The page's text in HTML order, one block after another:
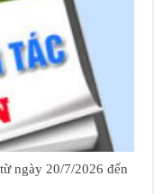
ngày 20/7/2026 đến